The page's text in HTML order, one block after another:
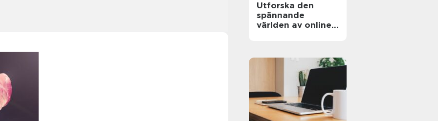
Utforska den
spännande
världen av online-